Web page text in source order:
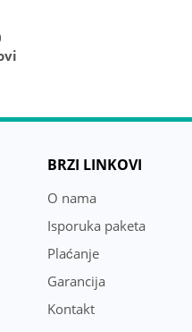
BRZI LINKOVI
O nama
Isporuka paketa
Plaćanje
Garancija
Kontakt